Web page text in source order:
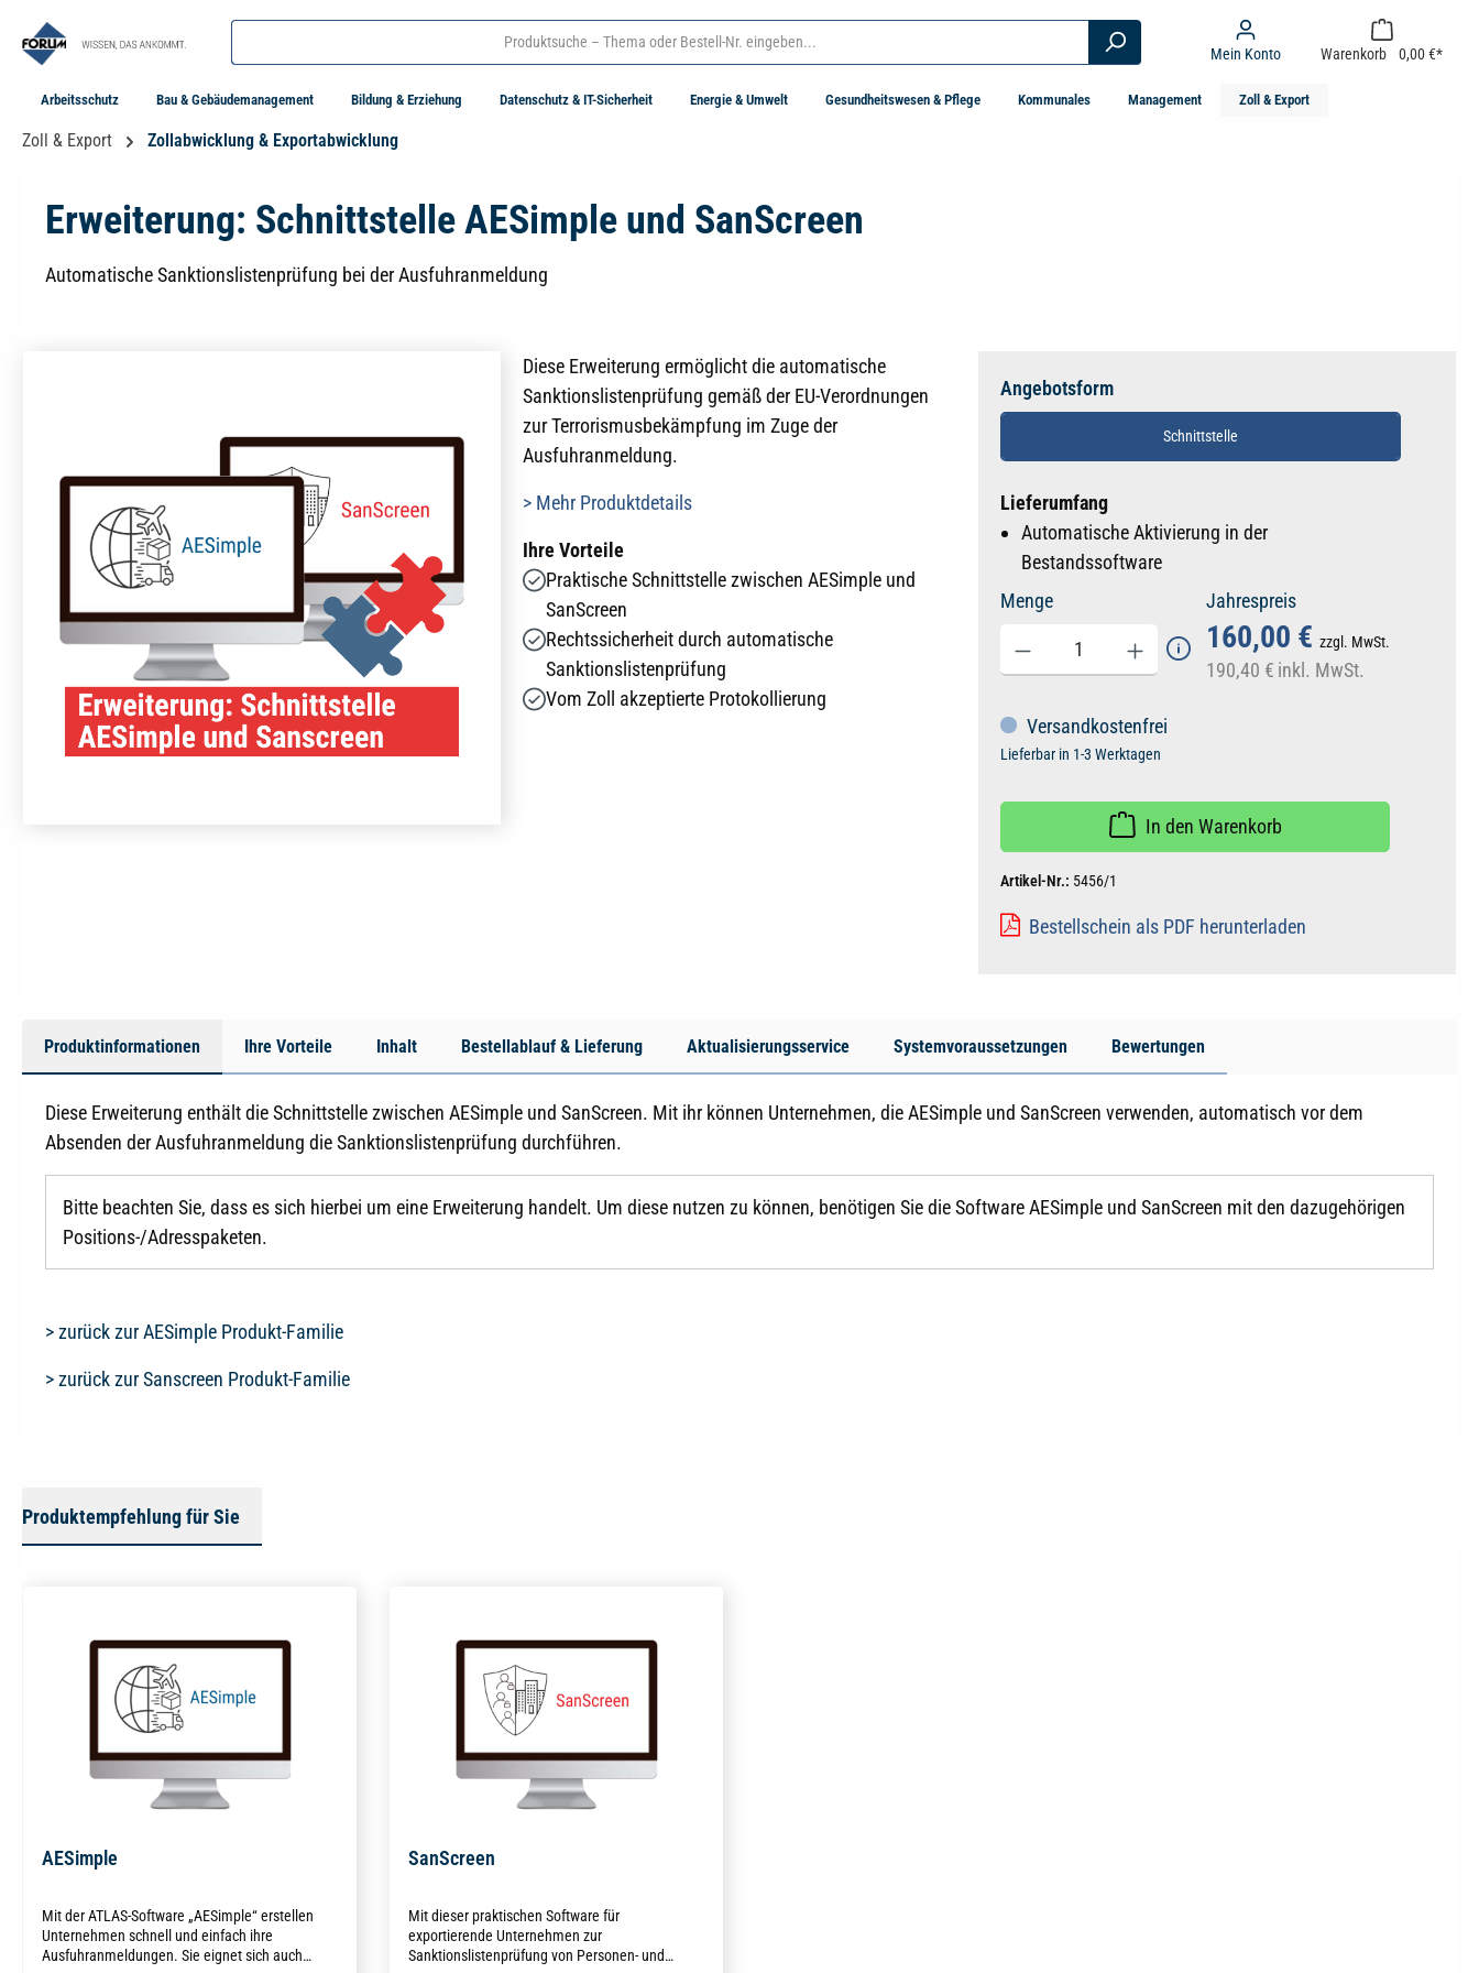
Zur Hauptnavigation springen
Mein Konto Warenkorb 0,00 €*
Arbeitsschutz Bau & Gebäudemanagement Bildung & Erziehung Datenschutz & IT-Sicherheit Energie & Umwelt Gesundheitswesen & Pflege Kommunales Management Zoll & Export
Zoll & Export Zollabwicklung & Exportabwicklung
Erweiterung: Schnittstelle AESimple und SanScreen
Automatische Sanktionslistenprüfung bei der Ausfuhranmeldung
Diese Erweiterung ermöglicht die automatische
Sanktionslistenprüfung gemäß der EU-Verordnungen
zur Terrorismusbekämpfung im Zuge der
Ausfuhranmeldung.
> Mehr Produktdetails
Ihre Vorteile
Praktische Schnittstelle zwischen AESimple und
SanScreen
Rechtssicherheit durch automatische
Sanktionslistenprüfung
Vom Zoll akzeptierte Protokollierung
Angebotsform
Schnittstelle
Lieferumfang
Automatische Aktivierung in der
Bestandssoftware
Menge
Jahrespreis
160,00 € zzgl. MwSt.
190,40 € inkl. MwSt.
Versandkostenfrei
Lieferbar in 1-3 Werktagen
In den Warenkorb
Artikel-Nr.: 5456/1
Bestellschein als PDF herunterladen
Produktinformationen Ihre Vorteile Inhalt Bestellablauf & Lieferung Aktualisierungsservice Systemvoraussetzungen Bewertungen
Diese Erweiterung enthält die Schnittstelle zwischen AESimple und SanScreen. Mit ihr können Unternehmen, die AESimple und SanScreen verwenden, automatisch vor dem
Absenden der Ausfuhranmeldung die Sanktionslistenprüfung durchführen.
Bitte beachten Sie, dass es sich hierbei um eine Erweiterung handelt. Um diese nutzen zu können, benötigen Sie die Software AESimple und SanScreen mit den dazugehörigen
Positions-/Adresspaketen.
> zurück zur AESimple Produkt-Familie
> zurück zur Sanscreen Produkt-Familie
Produktempfehlung für Sie
AESimple
Mit der ATLAS-Software „AESimple“ erstellen
Unternehmen schnell und einfach ihre
Ausfuhranmeldungen. Sie eignet sich auch
SanScreen
Mit dieser praktischen Software für
exportierende Unternehmen zur
Sanktionslistenprüfung von Personen- und